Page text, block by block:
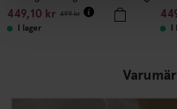
449,10 kr 499kr
I lager